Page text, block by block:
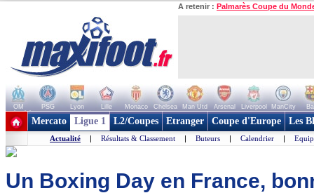
A retenir : Palmarès Coupe du
OM PSG Lyon Lille Monaco Chelsea Man Utd Arsenal Liverpool ManCity
+ de clubs
Mercato Ligue 1 L2/Coupes Etranger Coupe d'Europe Les
Actualité | Résultats & Classement | Buteurs | Calendrier |
Un Boxing Day en France,